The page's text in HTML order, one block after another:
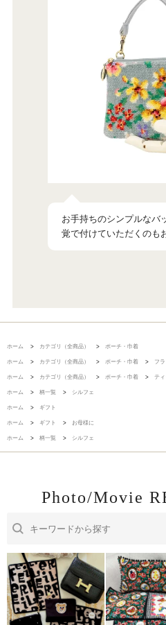
お手持ちのシンプルなバ
覚で付けていただくのも
ホーム > カテゴリ（全商品） > ポーチ・巾着
ホーム > カテゴリ（全商品） > ポーチ・巾着 > フ
ホーム > カテゴリ（全商品） > ポーチ・巾着 > ティ
ホーム > 柄一覧 > シルフェ
ホーム > ギフト
ホーム > ギフト > お母様に
ホーム > 柄一覧 > シルフェ
Photo/Movie